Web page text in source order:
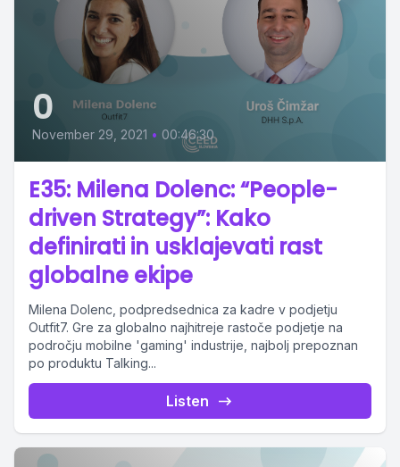
0
November 29, 2021 • 00:46:30
E35: Milena Dolenc: “People-
driven Strategy”: Kako
definirati in usklajevati rast
globalne ekipe
Milena Dolenc, podpredsednica za kadre v podjetju
Outfit7. Gre za globalno najhitreje rastoče podjetje na
področju mobilne 'gaming' industrije, najbolj prepoznan
po produktu Talking...
Listen